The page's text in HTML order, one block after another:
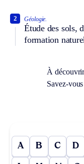
Géologie.
Étude des sols,
formation
2
À
Savez-
A B C D